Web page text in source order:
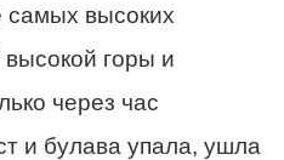
самых высоких
горы и
через час
и булава упала, ушла